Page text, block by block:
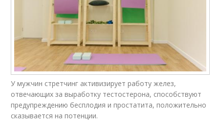
У мужчин стретчинг активизирует работу желез,
отвечающих за выработку тестостерона, способствуют
предупреждению бесплодия и простатита, положительно
сказывается на потенции.